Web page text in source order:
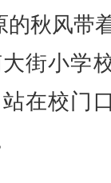
秋风带
街小学
在校门